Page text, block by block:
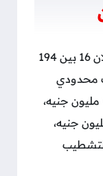
تتراوح أسعار شقق الإسكان في الإعلان 16 بين 194
محدودي
الدخل فقد يصل سعر الوحدة إلى 1.7 مليون جنيه،
بالسعر السابق الذي بلغ 1.4 مليون جنيه،